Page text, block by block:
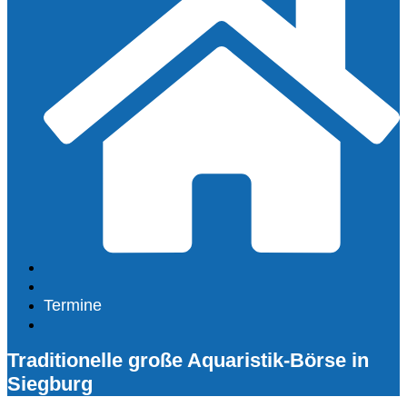
Termine
Traditionelle große Aquaristik-Börse in
Siegburg